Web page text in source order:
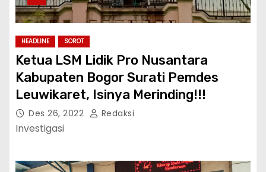
HEADLINE SOROT
Ketua LSM Lidik Pro Nusantara
Kabupaten Bogor Surati Pemdes
Leuwikaret, Isinya Merinding!!!
Des 26, 2022 Redaksi
Investigasi